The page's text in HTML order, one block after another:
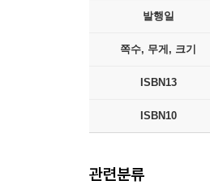
발행일
쪽수, 무게, 크기
ISBN13
ISBN10
관련분류